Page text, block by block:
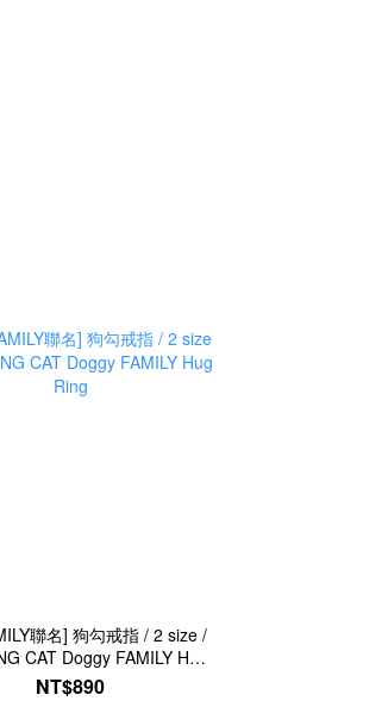
聯名] 狗勾戒指 / 2 size /
CAT Doggy FAMILY Hug
Ring
NT$890